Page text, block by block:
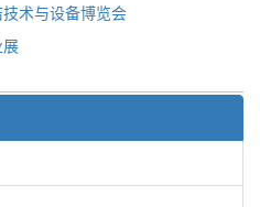
术与设备博览会